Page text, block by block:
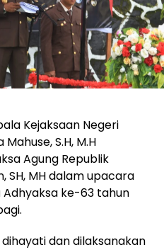
Kejaksaan Negeri
S.H, M.H
Agung Republik
SH, MH dalam upacara
ke-63 tahun
dan dilaksanakan